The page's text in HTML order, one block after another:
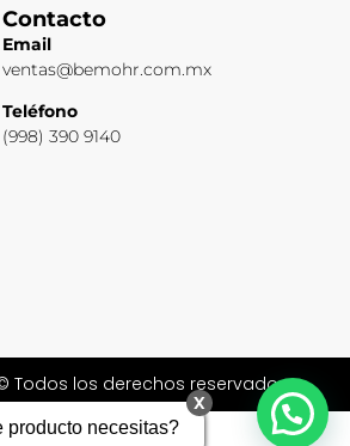
Contacto
Email
ventas@bemohr.com.mx
Teléfono
(998) 390 9140
© Todos los derechos reservados
producto necesitas?
x